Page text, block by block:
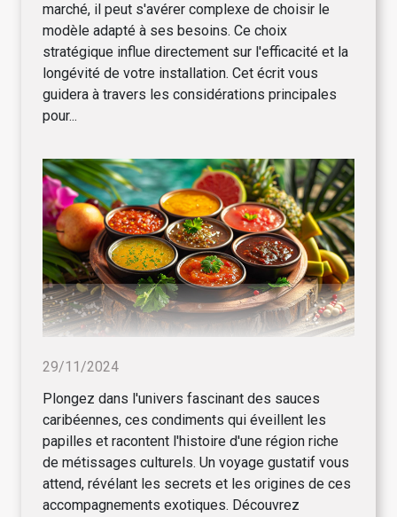
marché, il peut s'avérer complexe de choisir le
modèle adapté à ses besoins. Ce choix
stratégique influe directement sur l'efficacité et la
longévité de votre installation. Cet écrit vous
guidera à travers les considérations principales
pour...
29/11/2024
Plongez dans l'univers fascinant des sauces
caribéennes, ces condiments qui éveillent les
papilles et racontent l'histoire d'une région riche
de métissages culturels. Un voyage gustatif vous
attend, révélant les secrets et les origines de ces
accompagnements exotiques. Découvrez